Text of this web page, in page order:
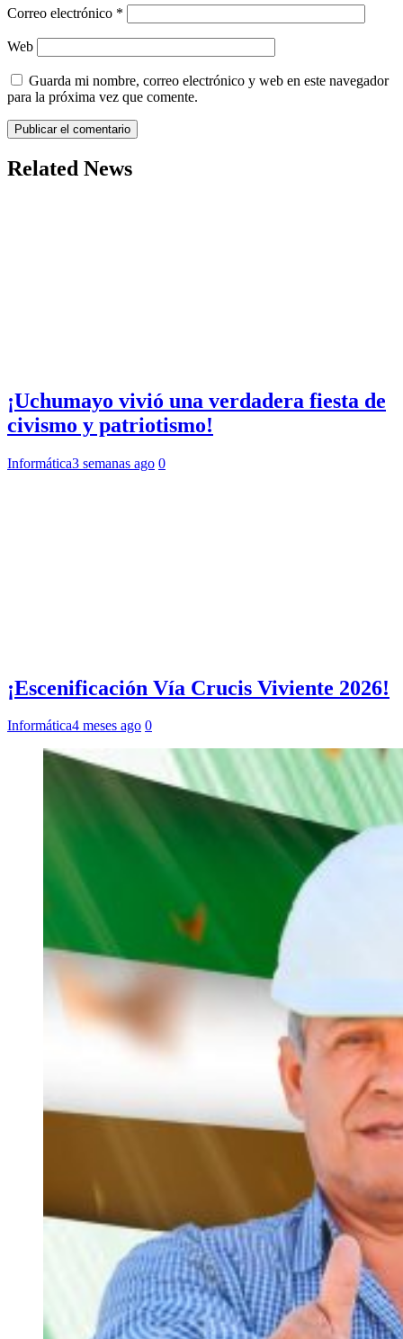
Correo electrónico *
Web
Guarda mi nombre, correo electrónico y web en este navegador
para la próxima vez que comente.
Related News
¡Uchumayo vivió una verdadera fiesta de
civismo y patriotismo!
Informática3 semanas ago 0
¡Escenificación Vía Crucis Viviente 2026!
Informática4 meses ago 0